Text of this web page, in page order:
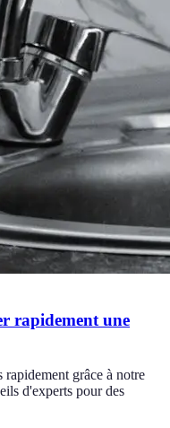
rapidement une
grâce à notre
d'experts pour des